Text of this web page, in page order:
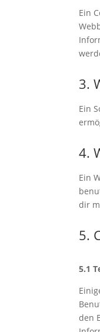
Ein
3.
Ein
4.
Ein
dir
5.
5.1
den